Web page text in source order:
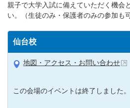
親子で大学入試に備えていただく機会
い。（生徒のみ・保護者のみの参加も
仙台校
地図・アクセス・お問い合わせ
この会場のイベントは終了しました。